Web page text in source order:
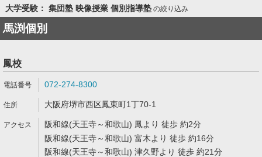
大学受験： 集団塾 映像授業 個別指導塾の絞り込み
馬渕個別
鳳校
072-274-8300
大阪府堺市西区鳳東町1丁70-1
阪和線(天王寺～和歌山) 鳳より 徒歩 約2分
阪和線(天王寺～和歌山) 富木より 徒歩 約16分
阪和線(天王寺～和歌山) 津久野より 徒歩 約21分